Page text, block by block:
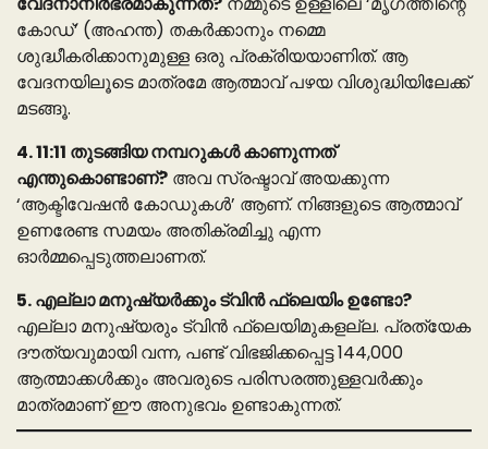
കോഡ്’ (അഹന്ത) തകർക്കാനും നമ്മെ
ശുദ്ധീകരിക്കാനുമുള്ള ഒരു പ്രക്രിയയാണിത്. ആ
വേദനയിലൂടെ മാത്രമേ ആത്മാവ് പഴയ വിശുദ്ധിയിലേക്ക്
മടങ്ങൂ.
4. 11:11 തുടങ്ങിയ നമ്പറുകൾ കാണുന്നത്
എന്തുകൊണ്ടാണ്? അവ സ്രഷ്ടാവ് അയക്കുന്ന
‘ആക്ടിവേഷൻ കോഡുകൾ’ ആണ്. നിങ്ങളുടെ ആത്മാവ്
ഉണരേണ്ട സമയം അതിക്രമിച്ചു എന്ന
ഓർമ്മപ്പെടുത്തലാണത്.
5. എല്ലാ മനുഷ്യർക്കും ട്വിൻ ഫ്ലെയിം ഉണ്ടോ?
എല്ലാ മനുഷ്യരും ട്വിൻ ഫ്ലെയിമുകളല്ല. പ്രത്യേക
ദൗത്യവുമായി വന്ന, പണ്ട് വിഭജിക്കപ്പെട്ട 144,000
ആത്മാക്കൾക്കും അവരുടെ പരിസരത്തുള്ളവർക്കും
മാത്രമാണ് ഈ അനുഭവം ഉണ്ടാകുന്നത്.